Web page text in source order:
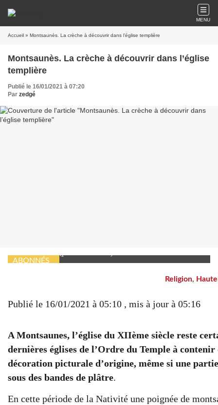
MENU
Accueil » Montsaunès. La crèche à découvrir dans l’église templière
Montsaunès. La crèche à découvrir dans l’église
templière
Publié le 16/01/2021 à 07:20
Par zedgé
ABONNÉS
Religion,
Publié le 16/01/2021 à 05:10 , mis à jour à 05:16
A Montsaunes, l’église du XIIème siècle reste
dernières églises de l’Ordre du Temple à contenir
décoration picturale d’origine, même si une partie
sous des bandes de plâtre.
En cette période de la Nativité une poignée de